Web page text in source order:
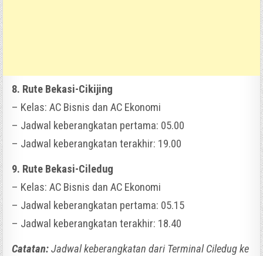
8. Rute Bekasi-Cikijing
– Kelas: AC Bisnis dan AC Ekonomi
– Jadwal keberangkatan pertama: 05.00
– Jadwal keberangkatan terakhir: 19.00
9. Rute Bekasi-Ciledug
– Kelas: AC Bisnis dan AC Ekonomi
– Jadwal keberangkatan pertama: 05.15
– Jadwal keberangkatan terakhir: 18.40
Catatan:Jadwal keberangkatan dari Terminal Ciledug ke